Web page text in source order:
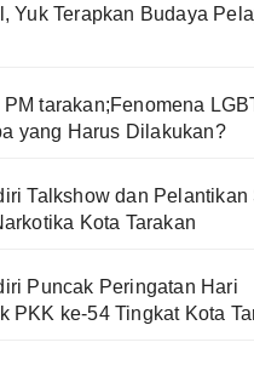
Yuk Terapkan Budaya
tarakan;Fenomena
yang Harus Dilakukan?
Talkshow dan Pelantikan
Kota Tarakan
Puncak Peringatan Hari
PKK ke-54 Tingkat Kota